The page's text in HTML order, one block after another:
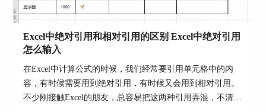
在页码格式中可以设置编号的样式，一般默认是阿
拉伯数字，也可以设置其他的编号格式，如下图所
示：
Excel中绝对引用和相对引用的区别 Excel中绝对引用
怎么输入
在Excel中计算公式的时候，我们经常要引用单元格中的内
容，有时候需要用到绝对引用，有时候又会用到相对引用。
不少刚接触Excel的朋友，总容易把这两种引用弄混，不清楚